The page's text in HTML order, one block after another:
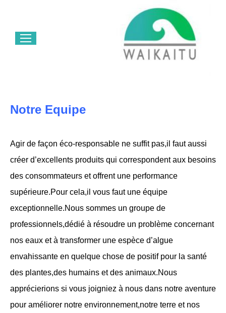
Notre Equipe
Agir de façon éco-responsable ne suffit pas,il faut aussi
créer d’excellents produits qui correspondent aux besoins
des consommateurs et offrent une performance
supérieure.Pour cela,il vous faut une équipe
exceptionnelle.Nous sommes un groupe de
professionnels,dédié à résoudre un problème concernant
nos eaux et à transformer une espèce d’algue
envahissante en quelque chose de positif pour la santé
des plantes,des humains et des animaux.Nous
apprécierions si vous joigniez à nous dans notre aventure
pour améliorer notre environnement,notre terre et nos